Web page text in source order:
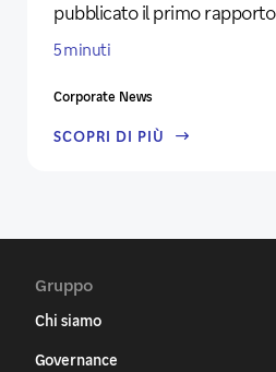
pubblicato il primo rapporto
5 minuti
Corporate News
SCOPRI DI PIÙ
Gruppo
Chi siamo
Governance